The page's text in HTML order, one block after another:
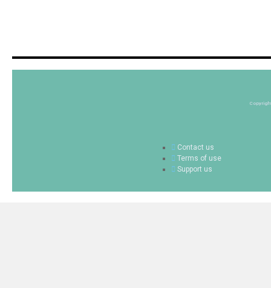
Contact us
Terms of use
Support us